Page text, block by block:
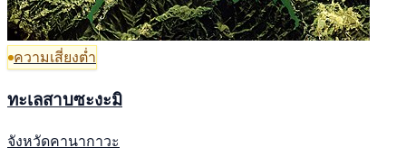
ความเสี่ยงต่ำ
ทะเลสาบซะงะมิ
จังหวัดคานากาวะ